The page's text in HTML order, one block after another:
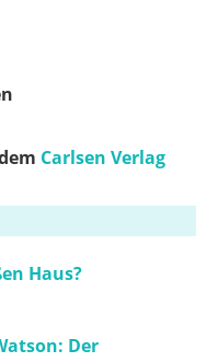
Carlsen Verlag
Haus?
Der